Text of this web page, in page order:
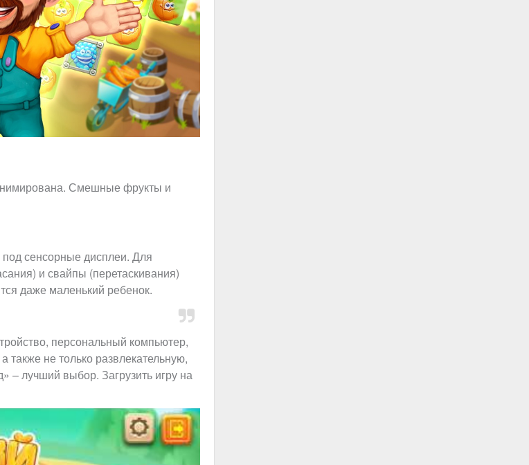
Смешные фрукты и
под сенсорные дисплеи. Для
и свайпы (перетаскивания)
даже маленький ребенок.
персональный компьютер,
также не только развлекательную,
– лучший выбор. Загрузить игру на